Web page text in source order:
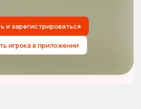
и зарегистрироваться
игрока в приложении